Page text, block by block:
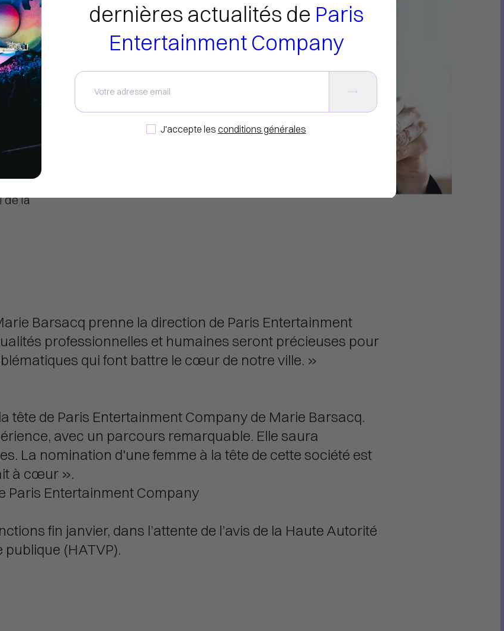
dernières actualités de Paris
Entertainment Company
J'accepte les conditions générales
des
de la
Barsacq prenne la direction de Paris Entertainment
professionnelles et humaines seront précieuses pour
qui font battre le cœur de notre ville. »
tête de Paris Entertainment Company de Marie Barsacq.
avec un parcours remarquable. Elle saura
La nomination d'une femme à la tête de cette société est
à cœur ».
Paris Entertainment Company
fin janvier, dans l’attente de l’avis de la Haute Autorité
(HATVP).